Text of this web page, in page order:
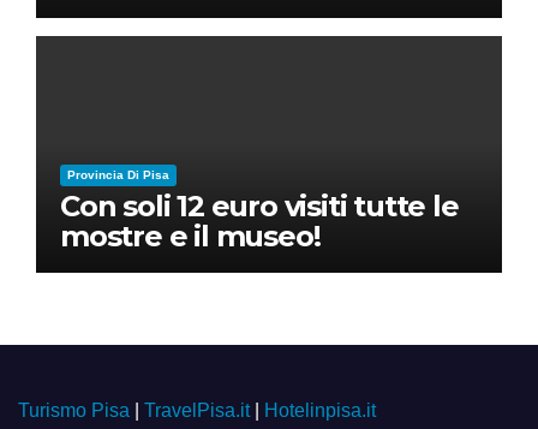
Provincia Di Pisa
Con soli 12 euro visiti tutte le
mostre e il museo!
Turismo Pisa TravelPisa.it| Hotelinpisa.it